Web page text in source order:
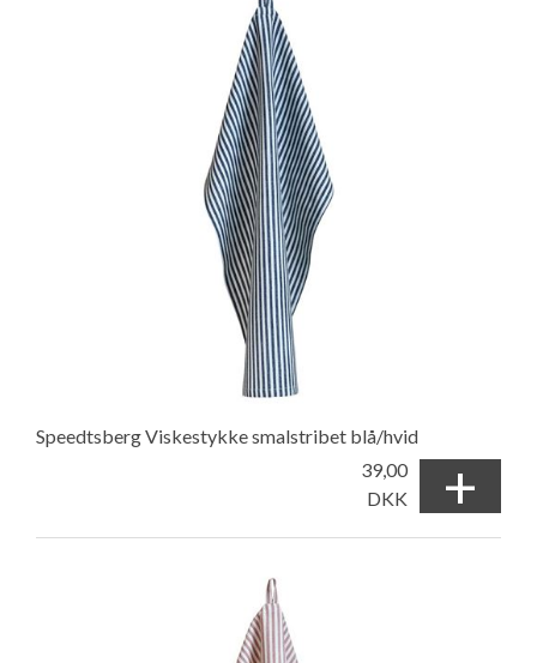
Speedtsberg Viskestykke smalstribet blå/hvid
39,00
DKK
+